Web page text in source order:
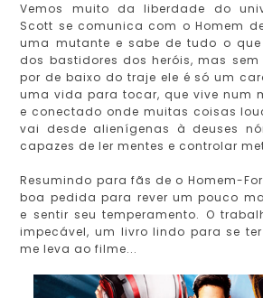
Vemos muito da liberdade do
Scott se comunica com o Homem
uma mutante e sabe de tudo o
dos bastidores dos heróis, mas
por de baixo do traje ele é só um
uma vida para tocar, que vive num
e conectado onde muitas coisas
vai desde alienígenas à deuses
capazes de ler mentes e controlar
Resumindo para fãs de o Homem-
boa pedida para rever um pouco
e sentir seu temperamento. O
impecável, um livro lindo para se
me leva ao filme...